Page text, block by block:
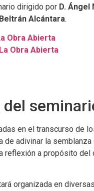
dirigido por D. Ángel
Alcántara.
Obra Abierta
Obra Abierta
en el transcurso de
adivinar la
a propósito
organizada en